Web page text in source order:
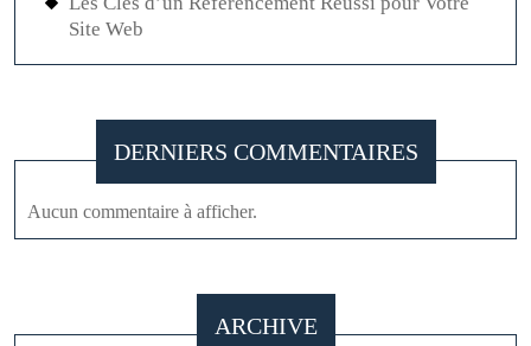
Site Web
DERNIERS COMMENTAIRES
Aucun commentaire à afficher.
ARCHIVE